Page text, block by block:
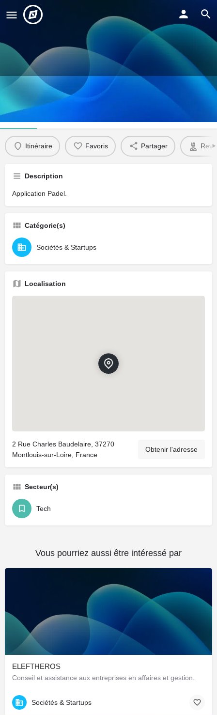
Yanis Salhi
Profil
Itinéraire Favoris Partager
Description
Application Padel.
Catégorie(s)
Sociétés & Startups
Localisation
2 Rue Charles Baudelaire, 37270
Montlouis-sur-Loire, France
Obtenir l'adresse
Secteur(s)
Tech
Vous pourriez aussi être intéressé par
ELEFTHEROS
Conseil et assistance aux entreprises en affaires et gestion.
Sociétés & Startups